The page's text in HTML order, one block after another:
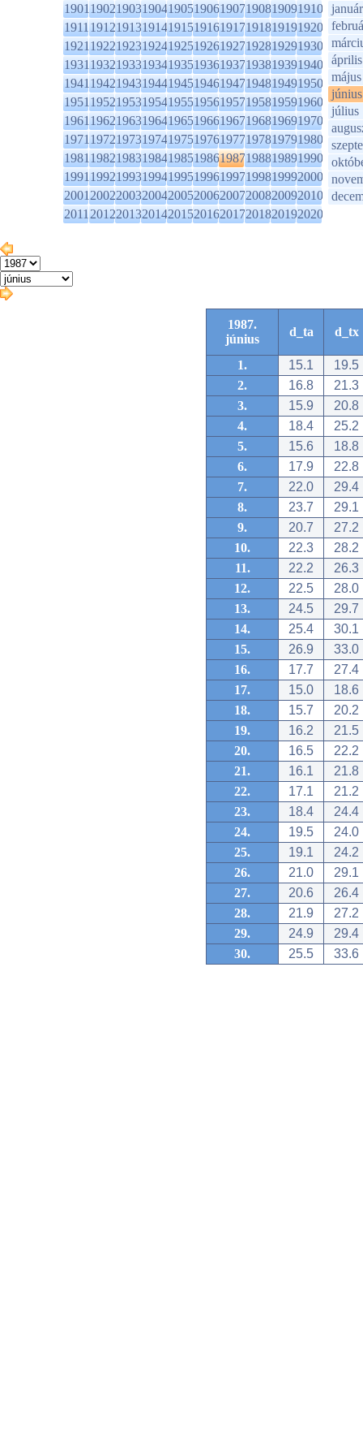
1901190219031904190519061907190819091910
1911191219131914191519161917191819191920
1921192219231924192519261927192819291930
1931193219331934193519361937193819391940
1941194219431944194519461947194819491950
1951195219531954195519561957195819591960
1961196219631964196519661967196819691970
1971197219731974197519761977197819791980
1981198219831984198519861987198819891990
1991199219931994199519961997199819992000
2001200220032004200520062007200820092010
2011201220132014201520162017201820192020
január
április
május
június
július
1987.
június
d_ta d_tx
1. 15.1
19.5
2.
16.8
21.3
3.
15.9
20.8
4.
18.4
25.2
5.
15.6
18.8
6.
17.9
22.8
7.
22.0
29.4
8.
23.7
29.1
9.
20.7
27.2
10.
22.3
28.2
11.
22.2
26.3
12.
22.5
28.0
13.
24.5
29.7
14.
25.4
30.1
15.
26.9
33.0
16.
17.7
27.4
17.
15.0
18.6
18.
15.7
20.2
19.
16.2
21.5
20.
16.5
22.2
21.
16.1
21.8
22.
17.1
21.2
23.
18.4
24.4
24.
19.5
24.0
25.
19.1
24.2
26.
21.0
29.1
27.
20.6
26.4
28.
21.9
27.2
29.
24.9
29.4
30.
25.5 33.6